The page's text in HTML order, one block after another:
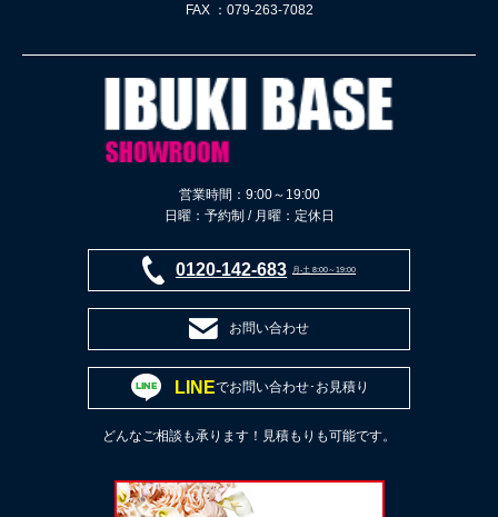
FAX ：079-263-7082
営業時間：9:00～19:00
日曜：予約制 / 月曜：定休日
0120-142-683 月-土 8:00～19:00
お問い合わせ
LINEでお問い合わせ･お見積り
どんなご相談も承ります！見積もりも可能です。